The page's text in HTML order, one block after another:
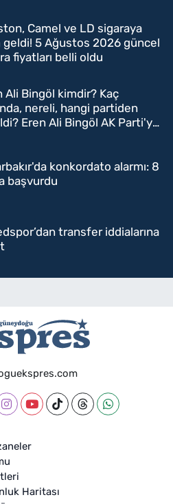
Camel ve LD sigaraya
geldi! 5 Ağustos 2026 güncel
fiyatları belli oldu
Ali Bingöl kimdir? Kaç
nereli, hangi partiden
Eren Ali Bingöl AK Parti'ye
konkordato alarmı: 8
başvurdu
transfer iddialarına
Haritası